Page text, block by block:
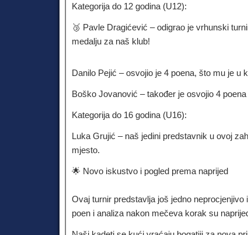
Kategorija do 12 godina (U12):
🥉 Pavle Dragićević – odigrao je vrhunski
medalju za naš klub!
Danilo Pejić – osvojio je 4 poena, što mu je u
Boško Jovanović – također je osvojio 4
Kategorija do 16 godina (U16):
Luka Grujić – naš jedini predstavnik u ovoj
mjesto.
🌟 Novo iskustvo i pogled prema naprijed
Ovaj turnir predstavlja još jedno
poen i analiza nakon mečeva korak su